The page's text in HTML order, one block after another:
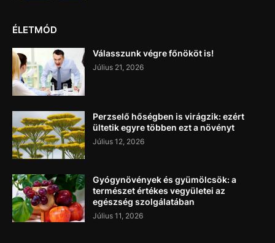
ÉLETMÓD
Válasszunk végre főnököt is!
Július 21, 2026
Perzselő hőségben is virágzik: ezért
ültetik egyre többen ezt a növényt
Július 12, 2026
Gyógynövények és gyümölcsök: a
természet értékes vegyületei az
egészség szolgálatában
Július 11, 2026